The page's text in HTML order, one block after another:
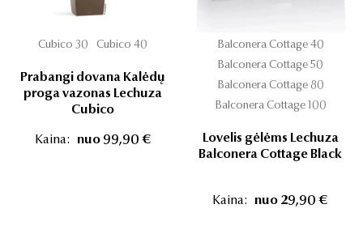
Cubico 30 Cubico 40
Prabangi dovana Kalėdų
proga vazonas Lechuza
Cubico
Kaina: nuo 99,90 €
Balconera Cottage 40
Balconera Cottage 50
Balconera Cottage 80
Balconera Cottage 100
Lovelis gėlėms Lechuza
Balconera Cottage Black
Kaina: nuo 29,90 €